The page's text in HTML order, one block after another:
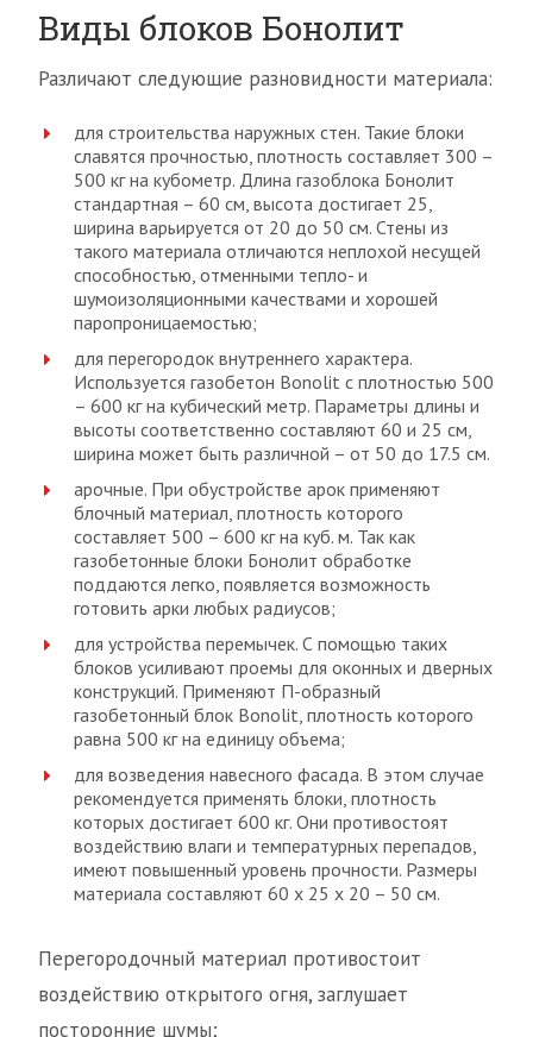
Виды блоков Бонолит
Различают следующие разновидности материала:
для строительства наружных стен. Такие блоки
славятся прочностью, плотность составляет 300 –
500 кг на кубометр. Длина газоблока Бонолит
стандартная – 60 см, высота достигает 25,
ширина варьируется от 20 до 50 см. Стены из
такого материала отличаются неплохой несущей
способностью, отменными тепло- и
шумоизоляционными качествами и хорошей
паропроницаемостью;
для перегородок внутреннего характера.
Используется газобетон Bonolit с плотностью 500
– 600 кг на кубический метр. Параметры длины и
высоты соответственно составляют 60 и 25 см,
ширина может быть различной – от 50 до 17.5 см.
арочные. При обустройстве арок применяют
блочный материал, плотность которого
составляет 500 – 600 кг на куб. м. Так как
газобетонные блоки Бонолит обработке
поддаются легко, появляется возможность
готовить арки любых радиусов;
для устройства перемычек. С помощью таких
блоков усиливают проемы для оконных и дверных
конструкций. Применяют П-образный
газобетонный блок Bonolit, плотность которого
равна 500 кг на единицу объема;
для возведения навесного фасада. В этом случае
рекомендуется применять блоки, плотность
которых достигает 600 кг. Они противостоят
воздействию влаги и температурных перепадов,
имеют повышенный уровень прочности. Размеры
материала составляют 60 х 25 х 20 – 50 см.
Перегородочный материал противостоит
воздействию открытого огня, заглушает
посторонние шумы;